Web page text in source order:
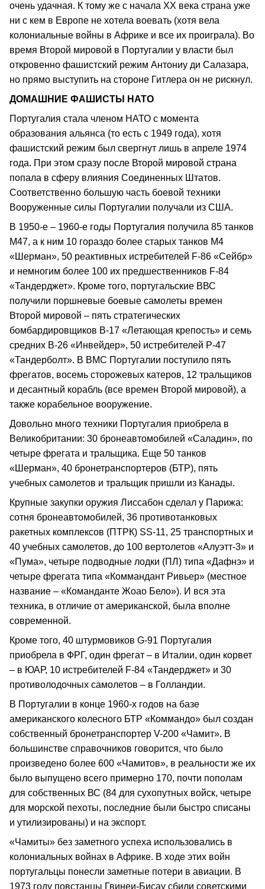
очень удачная. К тому же с начала ХХ века страна уже
ни с кем в Европе не хотела воевать (хотя вела
колониальные войны в Африке и все их проиграла). Во
время Второй мировой в Португалии у власти был
откровенно фашистский режим Антониу ди Салазара,
но прямо выступить на стороне Гитлера он не рискнул.
ДОМАШНИЕ ФАШИСТЫ НАТО
Португалия стала членом НАТО с момента
образования альянса (то есть с 1949 года), хотя
фашистский режим был свергнут лишь в апреле 1974
года. При этом сразу после Второй мировой страна
попала в сферу влияния Соединенных Штатов.
Соответственно большую часть боевой техники
Вооруженные силы Португалии получали из США.
В 1950-е – 1960-е годы Португалия получила 85 танков
М47, а к ним 10 гораздо более старых танков М4
«Шерман», 50 реактивных истребителей F-86 «Сейбр»
и немногим более 100 их предшественников F-84
«Тандерджет». Кроме того, португальские ВВС
получили поршневые боевые самолеты времен
Второй мировой – пять стратегических
бомбардировщиков В-17 «Летающая крепость» и семь
средних В-26 «Инвейдер», 50 истребителей Р-47
«Тандерболт». В ВМС Португалии поступило пять
фрегатов, восемь сторожевых катеров, 12 тральщиков
и десантный корабль (все времен Второй мировой), а
также корабельное вооружение.
Довольно много техники Португалия приобрела в
Великобритании: 30 бронеавтомобилей «Саладин», по
четыре фрегата и тральщика. Еще 50 танков
«Шерман», 40 бронетранспортеров (БТР), пять
учебных самолетов и тральщик пришли из Канады.
Крупные закупки оружия Лиссабон сделал у Парижа:
сотня бронеавтомобилей, 36 противотанковых
ракетных комплексов (ПТРК) SS-11, 25 транспортных и
40 учебных самолетов, до 100 вертолетов «Алуэтт-3» и
«Пума», четыре подводные лодки (ПЛ) типа «Дафнэ» и
четыре фрегата типа «Коммандант Ривьер» (местное
название – «Команданте Жоао Бело»). И вся эта
техника, в отличие от американской, была вполне
современной.
Кроме того, 40 штурмовиков G-91 Португалия
приобрела в ФРГ, один фрегат – в Италии, один корвет
– в ЮАР, 10 истребителей F-84 «Тандерджет» и 30
противолодочных самолетов – в Голландии.
В Португалии в конце 1960-х годов на базе
американского колесного БТР «Коммандо» был создан
собственный бронетранспортер V-200 «Чамит». В
большинстве справочников говорится, что было
произведено более 600 «Чамитов», в реальности же их
было выпущено всего примерно 170, почти пополам
для собственных ВС (84 для сухопутных войск, четыре
для морской пехоты, последние были быстро списаны
и утилизированы) и на экспорт.
«Чамиты» без заметного успеха использовались в
колониальных войнах в Африке. В ходе этих войн
португальцы понесли заметные потери в авиации. В
1973 году повстанцы Гвинеи-Бисау сбили советскими